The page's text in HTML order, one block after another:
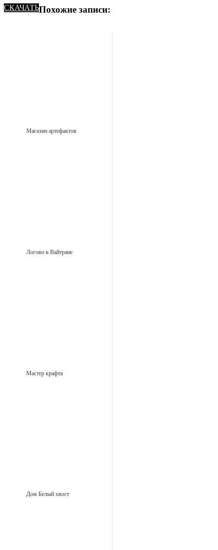
СКАЧАТЬПохожие записи:
Магазин артефактов
Логово в Вайтране
Мастер крафта
Дом Белый хвост